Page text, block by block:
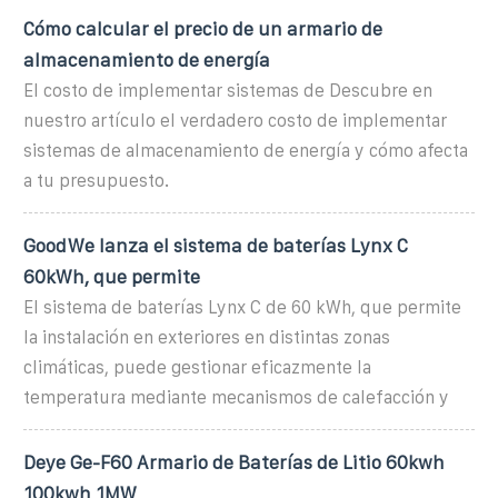
Cómo calcular el precio de un armario de
almacenamiento de energía
El costo de implementar sistemas de Descubre en
nuestro artículo el verdadero costo de implementar
sistemas de almacenamiento de energía y cómo afecta
a tu presupuesto.
GoodWe lanza el sistema de baterías Lynx C
60kWh, que permite
El sistema de baterías Lynx C de 60 kWh, que permite
la instalación en exteriores en distintas zonas
climáticas, puede gestionar eficazmente la
temperatura mediante mecanismos de calefacción y
Deye Ge-F60 Armario de Baterías de Litio 60kwh
100kwh 1MW